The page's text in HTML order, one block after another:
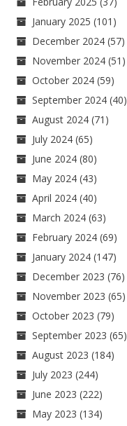
January 2025 (101)
December 2024 (57)
November 2024 (51)
October 2024 (59)
September 2024 (40)
August 2024 (71)
July 2024 (65)
June 2024 (80)
May 2024 (43)
April 2024 (40)
March 2024 (63)
February 2024 (69)
January 2024 (147)
December 2023 (76)
November 2023 (65)
October 2023 (79)
September 2023 (65)
August 2023 (184)
July 2023 (244)
June 2023 (222)
May 2023 (134)